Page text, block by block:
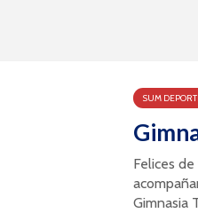
SUM
Felices
Gimnasia